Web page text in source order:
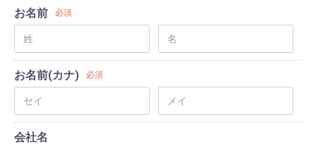
お名前 必須
お名前(カナ) 必須
会社名